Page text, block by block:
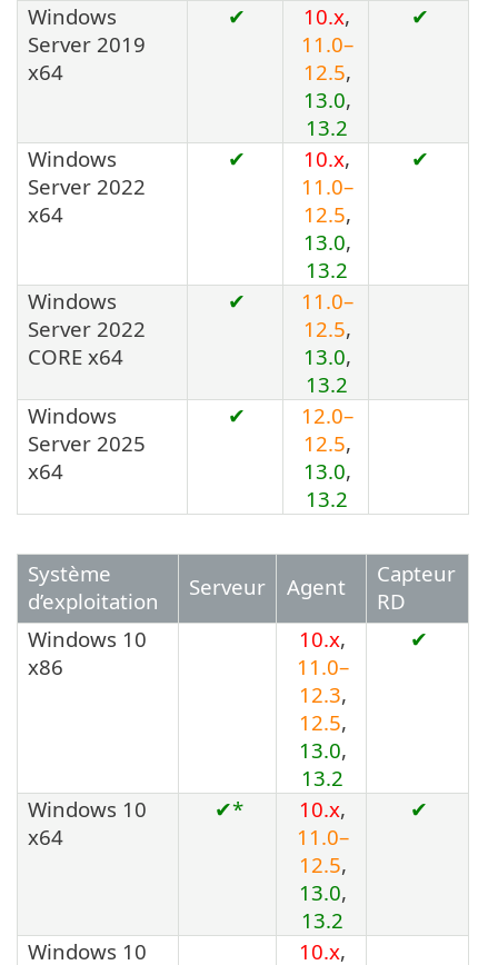
Windows
Server 2019
x64
✔ 10.x,
11.0–
12.5,
13.0,
13.2
✔
Windows
Server 2022
x64
✔ 10.x,
11.0–
12.5,
13.0,
13.2
✔
Windows
Server 2022
CORE x64
✔
11.0–
12.5,
13.0,
13.2
Windows
Server 2025
x64
✔
12.0–
12.5,
13.0,
13.2
Système
d’exploitation
Serveur Agent
Capteur
RD
Windows 10
x86
10.x,
11.0–
12.3,
12.5,
13.0,
13.2
✔
Windows 10
x64
✔* 10.x,
11.0–
12.5,
13.0,
13.2
✔
Windows 10
10.x,